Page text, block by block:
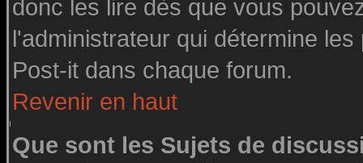
donc les lire dès que vous
l'administrateur qui détermine
Post-it dans chaque forum.
Revenir en haut
Que sont les Sujets de